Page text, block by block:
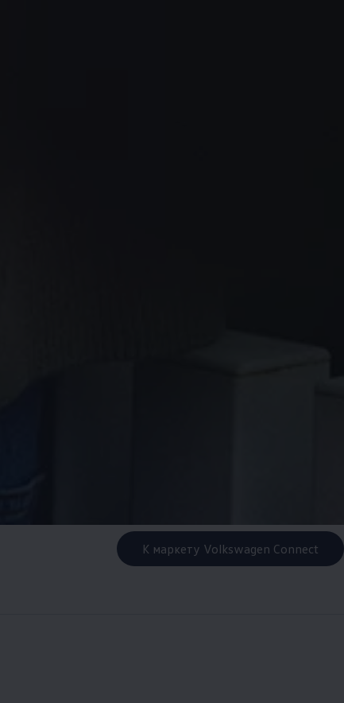
К маркету Volkswagen Connect